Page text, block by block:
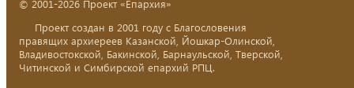
© 2001-2026 Проект «Епархия»
Проект создан в 2001 году с Благословения
правящих архиереев Казанской, Йошкар-Олинской,
Владивостокской, Бакинской, Барнаульской, Тверской,
Читинской и Симбирской епархий РПЦ.